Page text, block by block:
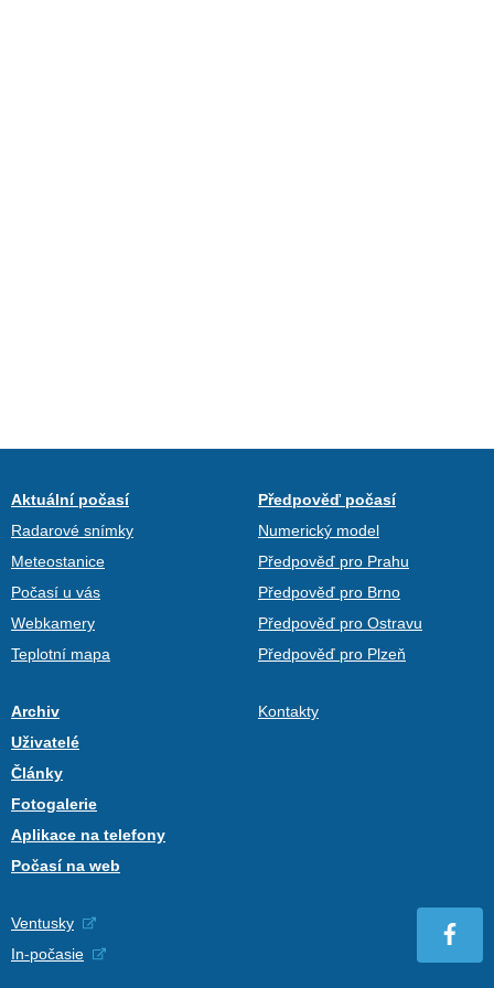
Aktuální počasí
Radarové snímky
Meteostanice
Počasí u vás
Webkamery
Teplotní mapa
Předpověď počasí
Numerický model
Předpověď pro Prahu
Předpověď pro Brno
Předpověď pro Ostravu
Předpověď pro Plzeň
Archiv
Uživatelé
Články
Fotogalerie
Aplikace na telefony
Počasí na web
Kontakty
Ventusky
In-počasie